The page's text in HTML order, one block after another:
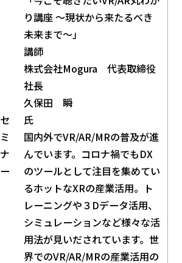
セ
ミ
ナ
ー
り講座 ～現状から来たるべき
未来まで～」
講師
株式会社Mogura 代表取締役
社長
久保田 瞬
氏
国内外でVR/AR/MRの普及が進
んでいます。コロナ禍でもDX
のツールとして注目を集めてい
るホットなXRの産業活用。ト
レーニングや３Dデータ活用、
シミュレーションなど様々な活
用法が見いだされています。世
界でのVR/AR/MRの産業活用の